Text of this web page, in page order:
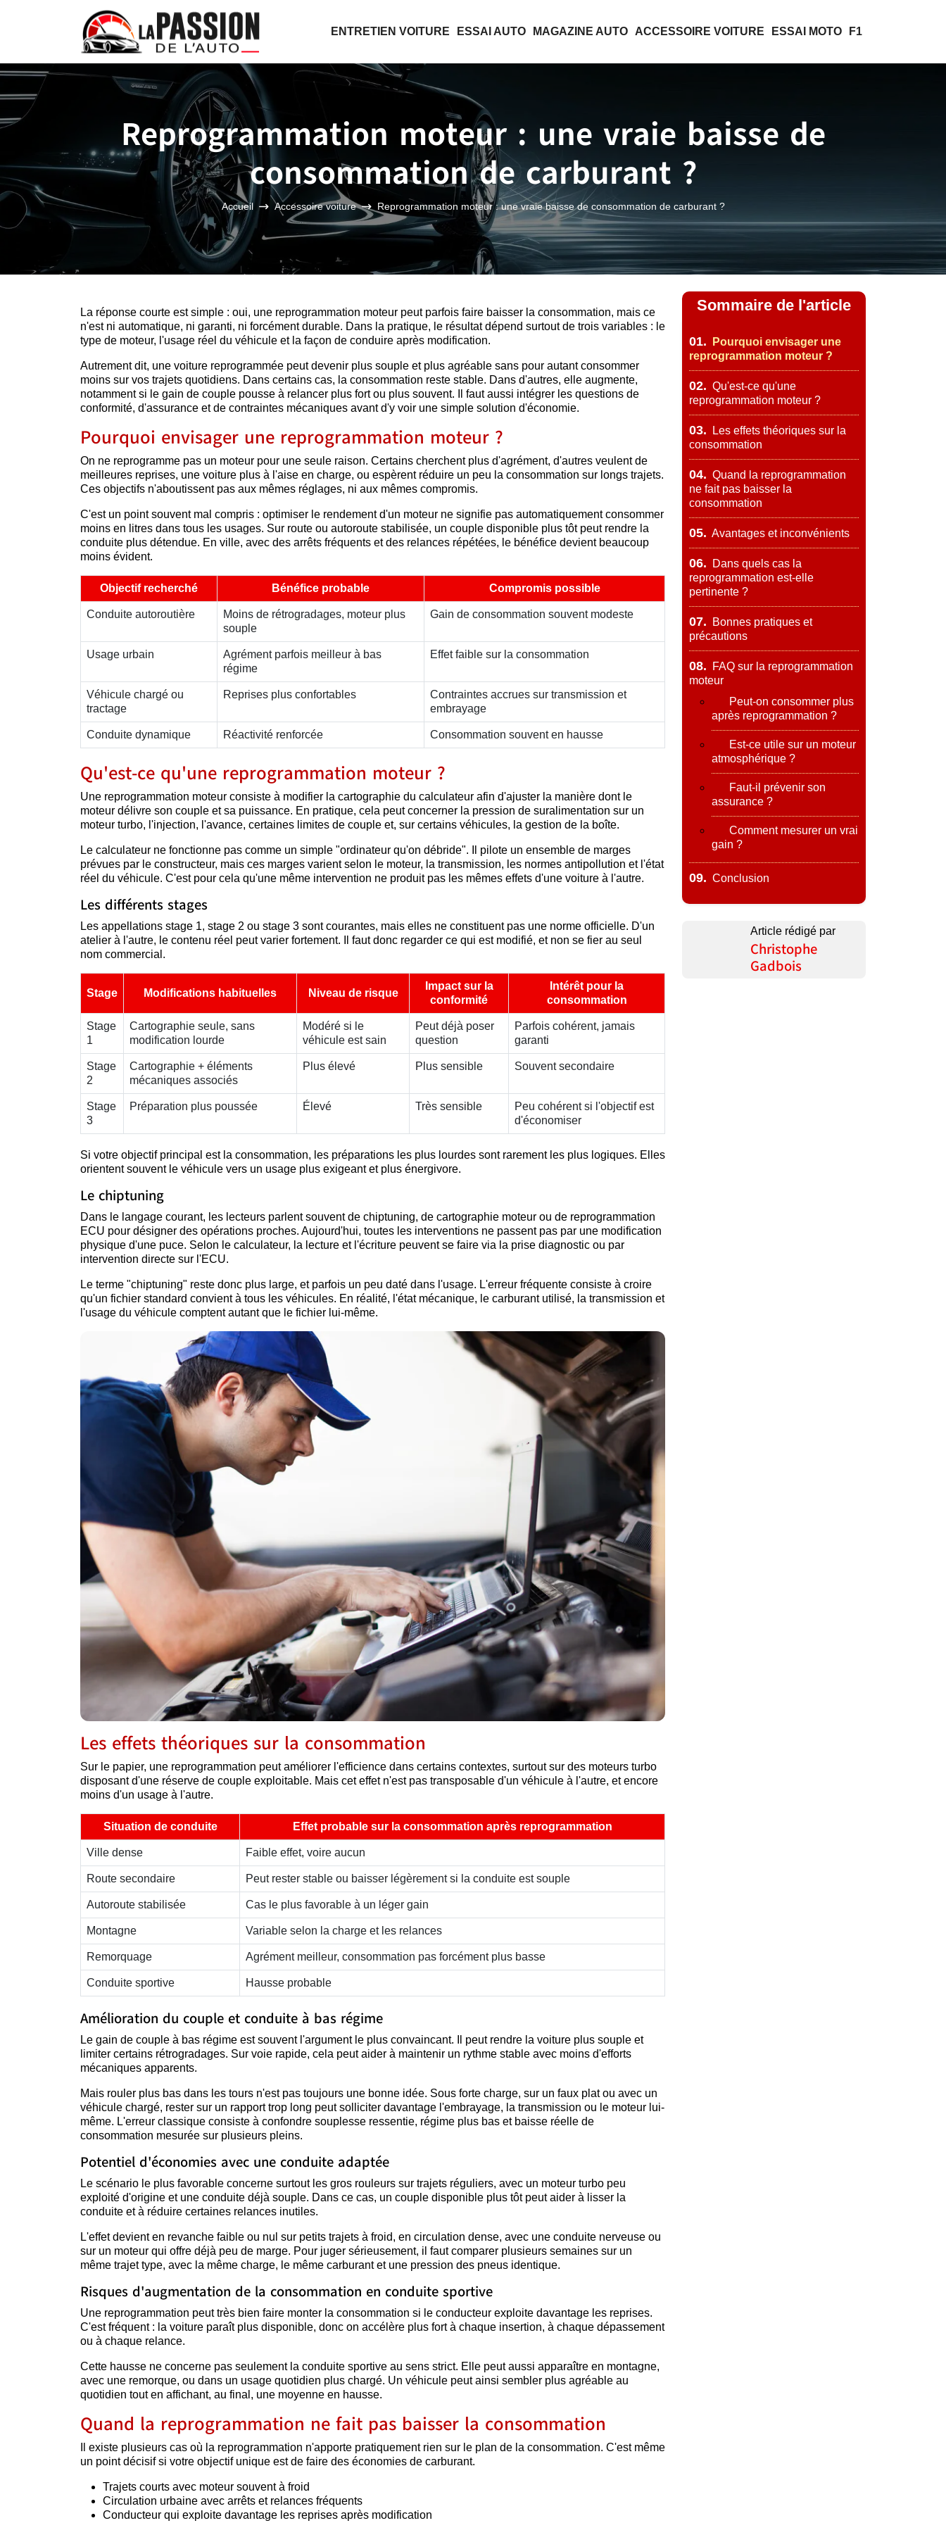
ENTRETIEN VOITURE ESSAI AUTO MAGAZINE AUTO ACCESSOIRE VOITURE ESSAI MOTO F1
Reprogrammation moteur : une vraie baisse de
consommation de carburant ?
Accueil Accessoire voiture Reprogrammation moteur : une vraie baisse de consommation de carburant ?
La réponse courte est simple : oui, une reprogrammation moteur peut parfois faire baisser la consommation, mais ce
n'est ni automatique, ni garanti, ni forcément durable. Dans la pratique, le résultat dépend surtout de trois variables : le
type de moteur, l'usage réel du véhicule et la façon de conduire après modification.
Autrement dit, une voiture reprogrammée peut devenir plus souple et plus agréable sans pour autant consommer
moins sur vos trajets quotidiens. Dans certains cas, la consommation reste stable. Dans d'autres, elle augmente,
notamment si le gain de couple pousse à relancer plus fort ou plus souvent. Il faut aussi intégrer les questions de
conformité, d'assurance et de contraintes mécaniques avant d'y voir une simple solution d'économie.
Pourquoi envisager une reprogrammation moteur ?
On ne reprogramme pas un moteur pour une seule raison. Certains cherchent plus d'agrément, d'autres veulent de
meilleures reprises, une voiture plus à l'aise en charge, ou espèrent réduire un peu la consommation sur longs trajets.
Ces objectifs n'aboutissent pas aux mêmes réglages, ni aux mêmes compromis.
C'est un point souvent mal compris : optimiser le rendement d'un moteur ne signifie pas automatiquement consommer
moins en litres dans tous les usages. Sur route ou autoroute stabilisée, un couple disponible plus tôt peut rendre la
conduite plus détendue. En ville, avec des arrêts fréquents et des relances répétées, le bénéfice devient beaucoup
moins évident.
Objectif recherché Bénéfice probable Compromis possible
Conduite autoroutière
Moins de rétrogradages, moteur plus
souple
Gain de consommation souvent modeste
Usage urbain
Agrément parfois meilleur à bas
régime
Effet faible sur la consommation
Véhicule chargé ou
tractage
Reprises plus confortables
Contraintes accrues sur transmission et
embrayage
Conduite dynamique Réactivité renforcée Consommation souvent en hausse
Qu'est-ce qu'une reprogrammation moteur ?
Une reprogrammation moteur consiste à modifier la cartographie du calculateur afin d'ajuster la manière dont le
moteur délivre son couple et sa puissance. En pratique, cela peut concerner la pression de suralimentation sur un
moteur turbo, l'injection, l'avance, certaines limites de couple et, sur certains véhicules, la gestion de la boîte.
Le calculateur ne fonctionne pas comme un simple "ordinateur qu'on débride". Il pilote un ensemble de marges
prévues par le constructeur, mais ces marges varient selon le moteur, la transmission, les normes antipollution et l'état
réel du véhicule. C'est pour cela qu'une même intervention ne produit pas les mêmes effets d'une voiture à l'autre.
Les différents stages
Les appellations stage 1, stage 2 ou stage 3 sont courantes, mais elles ne constituent pas une norme officielle. D'un
atelier à l'autre, le contenu réel peut varier fortement. Il faut donc regarder ce qui est modifié, et non se fier au seul
nom commercial.
Stage Modifications habituelles Niveau de risque
Impact sur la
conformité
Intérêt pour la
consommation
Stage
1
Cartographie seule, sans
modification lourde
Modéré si le
véhicule est sain
Peut déjà poser
question
Parfois cohérent, jamais
garanti
Stage
2
Cartographie + éléments
mécaniques associés
Plus élevé Plus sensible Souvent secondaire
Stage
3
Préparation plus poussée Élevé Très sensible
Peu cohérent si l'objectif est
d'économiser
Si votre objectif principal est la consommation, les préparations les plus lourdes sont rarement les plus logiques. Elles
orientent souvent le véhicule vers un usage plus exigeant et plus énergivore.
Le chiptuning
Dans le langage courant, les lecteurs parlent souvent de chiptuning, de cartographie moteur ou de reprogrammation
ECU pour désigner des opérations proches. Aujourd'hui, toutes les interventions ne passent pas par une modification
physique d'une puce. Selon le calculateur, la lecture et l'écriture peuvent se faire via la prise diagnostic ou par
intervention directe sur l'ECU.
Le terme "chiptuning" reste donc plus large, et parfois un peu daté dans l'usage. L'erreur fréquente consiste à croire
qu'un fichier standard convient à tous les véhicules. En réalité, l'état mécanique, le carburant utilisé, la transmission et
l'usage du véhicule comptent autant que le fichier lui-même.
Les effets théoriques sur la consommation
Sur le papier, une reprogrammation peut améliorer l'efficience dans certains contextes, surtout sur des moteurs turbo
disposant d'une réserve de couple exploitable. Mais cet effet n'est pas transposable d'un véhicule à l'autre, et encore
moins d'un usage à l'autre.
Situation de conduite Effet probable sur la consommation après reprogrammation
Ville dense Faible effet, voire aucun
Route secondaire Peut rester stable ou baisser légèrement si la conduite est souple
Autoroute stabilisée Cas le plus favorable à un léger gain
Montagne Variable selon la charge et les relances
Remorquage Agrément meilleur, consommation pas forcément plus basse
Conduite sportive Hausse probable
Amélioration du couple et conduite à bas régime
Le gain de couple à bas régime est souvent l'argument le plus convaincant. Il peut rendre la voiture plus souple et
limiter certains rétrogradages. Sur voie rapide, cela peut aider à maintenir un rythme stable avec moins d'efforts
mécaniques apparents.
Mais rouler plus bas dans les tours n'est pas toujours une bonne idée. Sous forte charge, sur un faux plat ou avec un
véhicule chargé, rester sur un rapport trop long peut solliciter davantage l'embrayage, la transmission ou le moteur lui-
même. L'erreur classique consiste à confondre souplesse ressentie, régime plus bas et baisse réelle de
consommation mesurée sur plusieurs pleins.
Potentiel d'économies avec une conduite adaptée
Le scénario le plus favorable concerne surtout les gros rouleurs sur trajets réguliers, avec un moteur turbo peu
exploité d'origine et une conduite déjà souple. Dans ce cas, un couple disponible plus tôt peut aider à lisser la
conduite et à réduire certaines relances inutiles.
L'effet devient en revanche faible ou nul sur petits trajets à froid, en circulation dense, avec une conduite nerveuse ou
sur un moteur qui offre déjà peu de marge. Pour juger sérieusement, il faut comparer plusieurs semaines sur un
même trajet type, avec la même charge, le même carburant et une pression des pneus identique.
Risques d'augmentation de la consommation en conduite sportive
Une reprogrammation peut très bien faire monter la consommation si le conducteur exploite davantage les reprises.
C'est fréquent : la voiture paraît plus disponible, donc on accélère plus fort à chaque insertion, à chaque dépassement
ou à chaque relance.
Cette hausse ne concerne pas seulement la conduite sportive au sens strict. Elle peut aussi apparaître en montagne,
avec une remorque, ou dans un usage quotidien plus chargé. Un véhicule peut ainsi sembler plus agréable au
quotidien tout en affichant, au final, une moyenne en hausse.
Quand la reprogrammation ne fait pas baisser la consommation
Il existe plusieurs cas où la reprogrammation n'apporte pratiquement rien sur le plan de la consommation. C'est même
un point décisif si votre objectif unique est de faire des économies de carburant.
Trajets courts avec moteur souvent à froid
Circulation urbaine avec arrêts et relances fréquents
Conducteur qui exploite davantage les reprises après modification
Sommaire de l'article
01.
Pourquoi envisager une
reprogrammation moteur ?
02. Qu'est-ce qu'une
reprogrammation moteur ?
03.
Les effets théoriques sur la
consommation
04. Quand la reprogrammation
ne fait pas baisser la
consommation
05. Avantages et inconvénients
06.
Dans quels cas la
reprogrammation est-elle
pertinente ?
07.
Bonnes pratiques et
précautions
08.
FAQ sur la reprogrammation
moteur
Peut-on consommer plus
après reprogrammation ?
Est-ce utile sur un moteur
atmosphérique ?
Faut-il prévenir son
assurance ?
Comment mesurer un vrai
gain ?
09. Conclusion
Article rédigé par
Christophe
Gadbois